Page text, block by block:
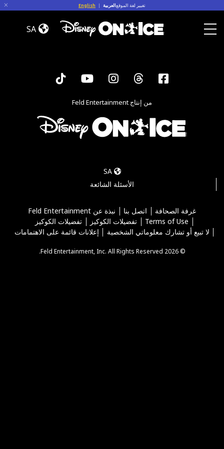
تغيير لغة الموقعالعربية |
English
Let’s
Dance
SA
Facebook
Threads
Instagram
YouTube
Tiktok
من إنتاج Feld Entertainment
SA
الأسئلة الشائعة
غرفة الصحافة اتصل بنا
نبذة عن Feld Entertainment
Terms of Use
تفضيلات الكوكيز
تفضيلات الكوكيز
لا تبيع أو تشارك معلوماتي الشخصية
إعلانات قائمة على الاهتمامات
© 2026 Feld Entertainment, Inc. All Rights Reserved.